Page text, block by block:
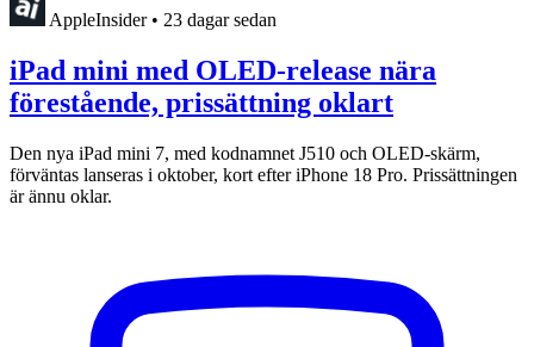
AppleInsider • 23 dagar sedan
iPad mini med OLED-release nära
förestående, prissättning oklart
Den nya iPad mini 7, med kodnamnet J510 och OLED-skärm,
förväntas lanseras i oktober, kort efter iPhone 18 Pro. Prissättningen
är ännu oklar.